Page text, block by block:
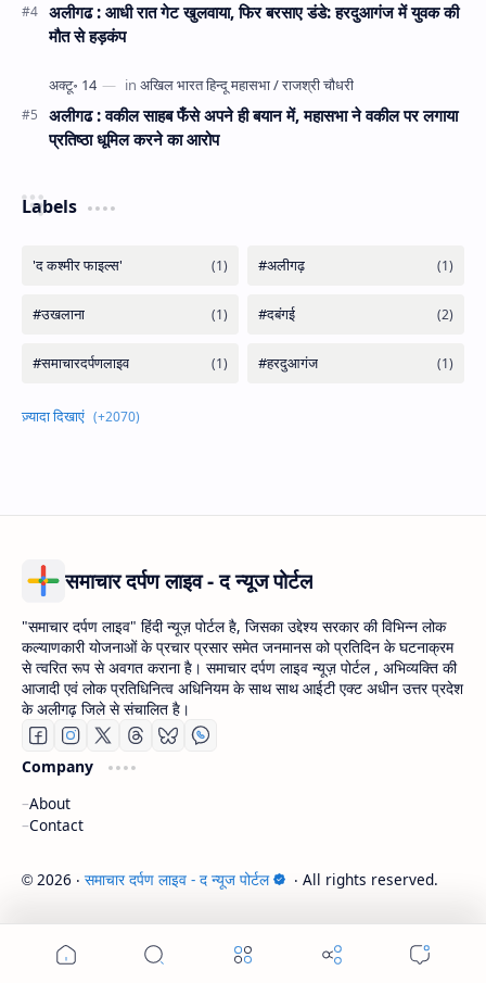
अलीगढ : आधी रात गेट खुलवाया, फिर बरसाए डंडे: हरदुआगंज में युवक की
मौत से हड़कंप
अलीगढ : वकील साहब फँसे अपने ही बयान में, महासभा ने वकील पर लगाया
प्रतिष्ठा धूमिल करने का आरोप
Labels
समाचार दर्पण लाइव - द न्यूज पोर्टल
"समाचार दर्पण लाइव" हिंदी न्यूज़ पोर्टल है, जिसका उद्देश्य सरकार की विभिन्न लोक
कल्याणकारी योजनाओं के प्रचार प्रसार समेत जनमानस को प्रतिदिन के घटनाक्रम
से त्वरित रूप से अवगत कराना है। समाचार दर्पण लाइव न्यूज़ पोर्टल , अभिव्यक्ति की
आजादी एवं लोक प्रतिधिनित्व अधिनियम के साथ साथ आईटी एक्ट अधीन उत्तर प्रदेश
के अलीगढ़ जिले से संचालित है।
Company
About
Contact
© 2026 ‧ समाचार दर्पण लाइव - द न्यूज पोर्टल ‧ All rights reserved.